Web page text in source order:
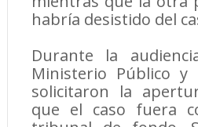
habría desistido del
Durante la
Ministerio Público y
solicitaron la
que el caso fuera